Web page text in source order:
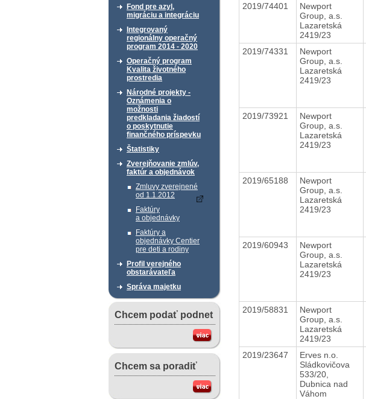
Fond pre azyl,
migráciu a integráciu
Integrovaný
regionálny operačný
program 2014 - 2020
Operačný program
Kvalita životného
prostredia
Národné projekty -
Oznámenia o
možnosti
predkladania žiadostí
o poskytnutie
finančného príspevku
Štatistiky
Zverejňovanie zmlúv,
faktúr a objednávok
Zmluvy zverejnené
od 1.1.2012
Faktúry
a objednávky
Faktúry a
objednávky Centier
pre deti a rodiny
Profil verejného
obstarávateľa
Správa majetku
Chcem podať podnet
Chcem sa poradiť
2019/74401
Newport
Group, a.s.
Lazaretská
2419/23
2019/74331
Newport
Group, a.s.
Lazaretská
2419/23
2019/73921
Newport
Group, a.s.
Lazaretská
2419/23
2019/65188
Newport
Group, a.s.
Lazaretská
2419/23
2019/60943
Newport
Group, a.s.
Lazaretská
2419/23
2019/58831
Newport
Group, a.s.
Lazaretská
2419/23
2019/23647
Erves n.o.
Sládkovičova
533/20,
Dubnica nad
Váhom